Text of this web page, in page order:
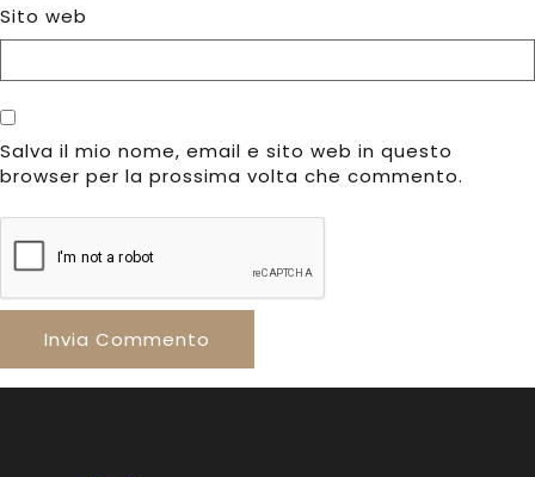
Sito web
Salva il mio nome, email e sito web in questo
browser per la prossima volta che commento.